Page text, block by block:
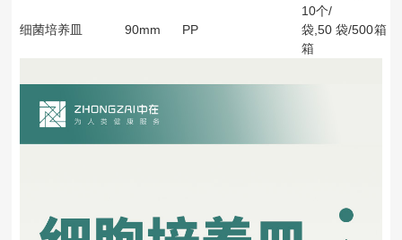
细菌培养皿 90mm PP
10个/
袋,50 袋/
箱
500箱